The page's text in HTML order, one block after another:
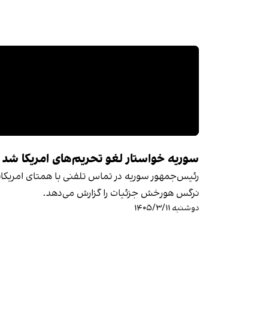
سوریه خواستار لغو تحریم‌های امریکا شد
رئیس‌جمهور سوریه در تماس تلفنی با همتای
نرگس هورخش جزئیات را گزارش می‌دهد.
دوشنبه ۱۴۰۵/۳/۱۱